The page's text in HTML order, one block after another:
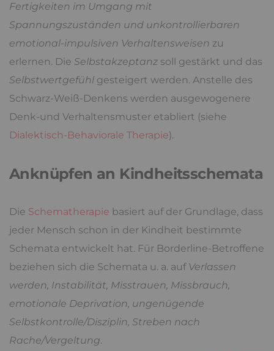
Fertigkeiten im Umgang mit
Spannungszuständen und unkontrollierbaren
emotional-impulsiven Verhaltensweisen zu
erlernen. Die Selbstakzeptanz soll gestärkt und das
Selbstwertgefühl gesteigert werden. Anstelle des
Schwarz-Weiß-Denkens werden ausgewogenere
Denk-und Verhaltensmuster etabliert (siehe
Dialektisch-Behaviorale Therapie).
Anknüpfen an Kindheitsschemata
Die Schematherapie basiert auf der Grundlage, dass
jeder Mensch schon in der Kindheit bestimmte
Schemata entwickelt hat. Für Borderline-Betroffene
beziehen sich die Schemata u. a. auf Verlassen
werden, Instabilität, Misstrauen, Missbrauch,
emotionale Deprivation, ungenügende
Selbstkontrolle/Disziplin, Streben nach
Rache/Vergeltung.